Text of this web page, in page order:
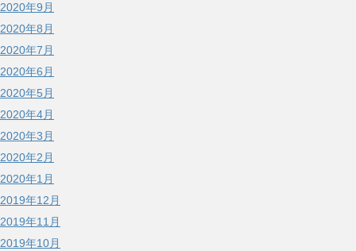
2020年9月
2020年8月
2020年7月
2020年6月
2020年5月
2020年4月
2020年3月
2020年2月
2020年1月
2019年12月
2019年11月
2019年10月